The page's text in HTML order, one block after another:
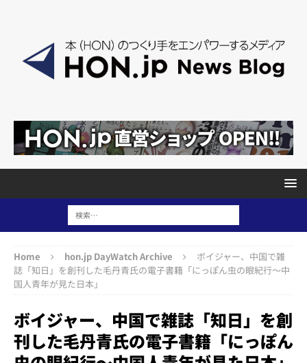
Home hon.jp DayWatch Archive
ボイジャー、中国で雑
誌「知日」を創刊した毛丹青氏の電子書籍「にっぽん虫の眼紀行〜中
国人青年が見た日本」
ボイジャー、中国で雑誌「知日」を創
刊した毛丹青氏の電子書籍「にっぽん